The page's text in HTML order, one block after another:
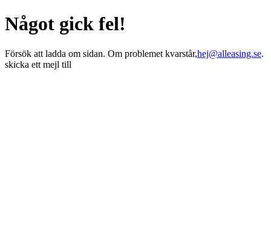
Något gick fel!
Försök att ladda om sidan. Om problemet kvarstår,hej@alleasing.se.
skicka ett mejl till